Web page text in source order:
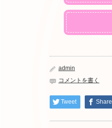
admin
コメントを書く
Tweet Share